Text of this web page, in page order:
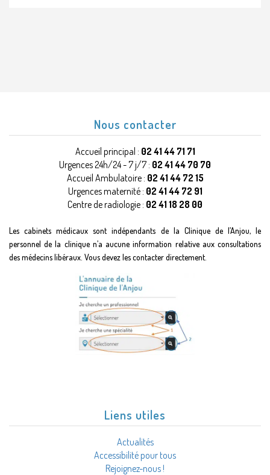
Nous contacter
Accueil principal : 02 41 44 71 71
Urgences 24h/24 - 7 j/7 : 02 41 44 70 70
Accueil Ambulatoire : 02 41 44 72 15
Urgences maternité : 02 41 44 72 91
Centre de radiologie : 02 41 18 28 00
Les cabinets médicaux sont indépendants de la Clinique de l’Anjou, le
personnel de la clinique n’a aucune information relative aux consultations
des médecins libéraux. Vous devez les contacter directement.
Liens utiles
Actualités
Accessibilité pour tous
Rejoignez-nous !